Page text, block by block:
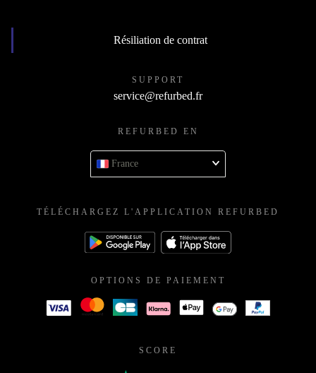
Résiliation de contrat
SUPPORT
service@refurbed.fr
REFURBED EN
France
TÉLÉCHARGEZ L'APPLICATION REFURBED
OPTIONS DE PAIEMENT
SCORE